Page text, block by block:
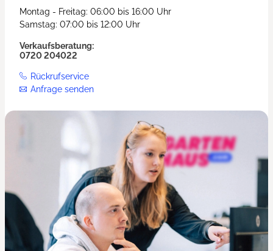
Montag - Freitag: 06:00 bis 16:00 Uhr
Samstag: 07:00 bis 12:00 Uhr
Verkaufsberatung:
0720 204022
Rückrufservice
Anfrage senden